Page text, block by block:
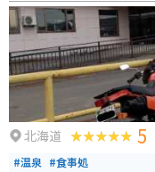
ーら」で販売されているピン
とバラの優雅な香りがふわ
人気を集めています。 見頃: 最も華やかなのは7月上旬から中旬です。 入園料:
嬉しいことに入園は無料（協
できます。 アクセス: 旭川や
ぷべつ」からもすぐ近くで
車場が完備されています。
北海道 5
#温泉 #食事処